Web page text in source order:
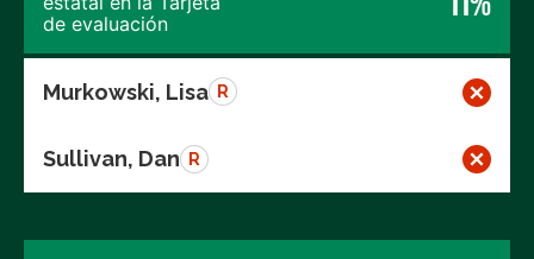
de evaluación
Murkowski, Lisa R
Sullivan, Dan R